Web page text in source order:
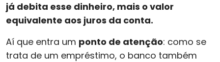
já debita esse dinheiro, mais o valor
equivalente aos juros da conta.
Aí que entra um ponto de atenção: como se
trata de um empréstimo, o banco também